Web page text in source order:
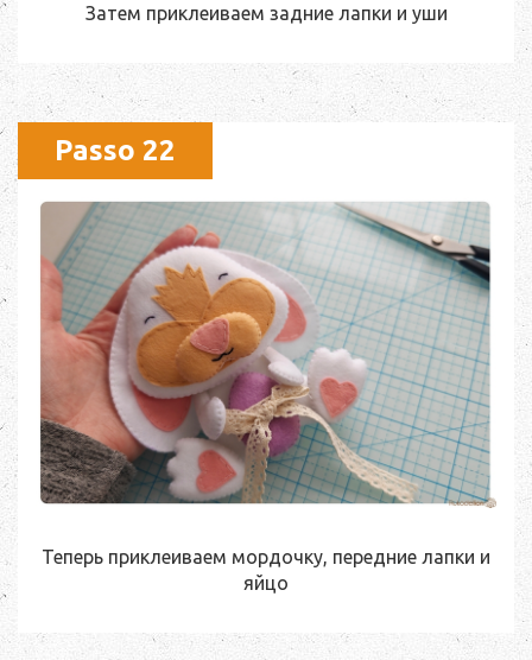
Затем приклеиваем задние лапки и уши
Passo 22
Теперь приклеиваем мордочку, передние лапки и
яйцо